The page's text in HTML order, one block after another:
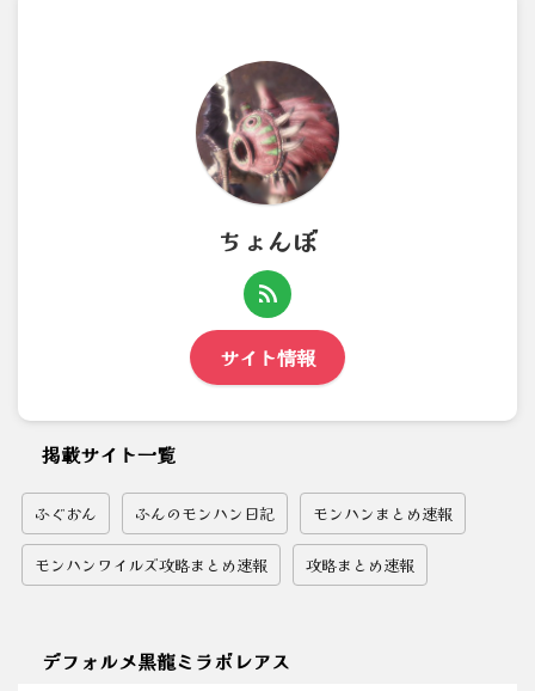
ちょんぼ
サイト情報
掲載サイト一覧
ふぐおん ふんのモンハン日記 モンハンまとめ速報
モンハンワイルズ攻略まとめ速報 攻略まとめ速報
デフォルメ黒龍ミラボレアス